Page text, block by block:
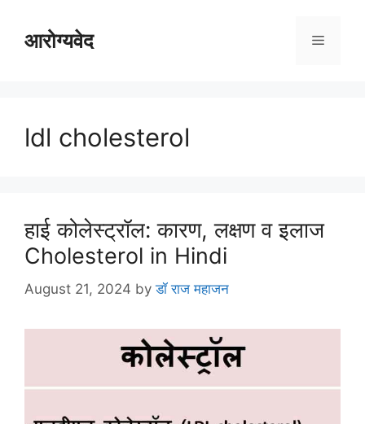
आरोग्यवेद Menu
ldl cholesterol
हाई कोलेस्ट्रॉल: कारण, लक्षण व इलाज
Cholesterol in Hindi
August 21, 2024 byडॉ राज महाजन